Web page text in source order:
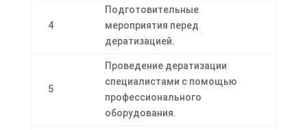
4
Подготовительные
мероприятия перед
дератизацией.
5
Проведение дератизации
специалистами с помощью
профессионального
оборудования.